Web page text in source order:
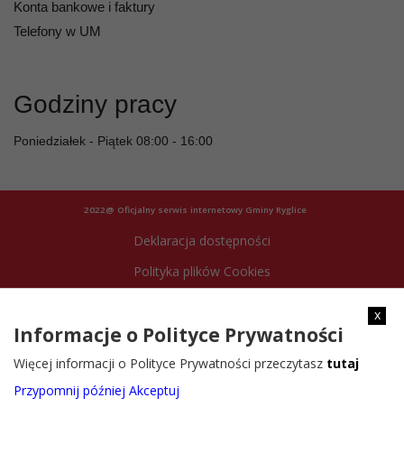
Konta bankowe i faktury
Telefony w UM
Godziny pracy
Poniedziałek - Piątek 08:00 - 16:00
2022@ Oficjalny serwis internetowy Gminy Ryglice
Deklaracja dostępności
Polityka plików Cookies
x
Informacje o Polityce Prywatności
Więcej informacji o Polityce Prywatności przeczytasz tutaj
Przypomnij później Akceptuj